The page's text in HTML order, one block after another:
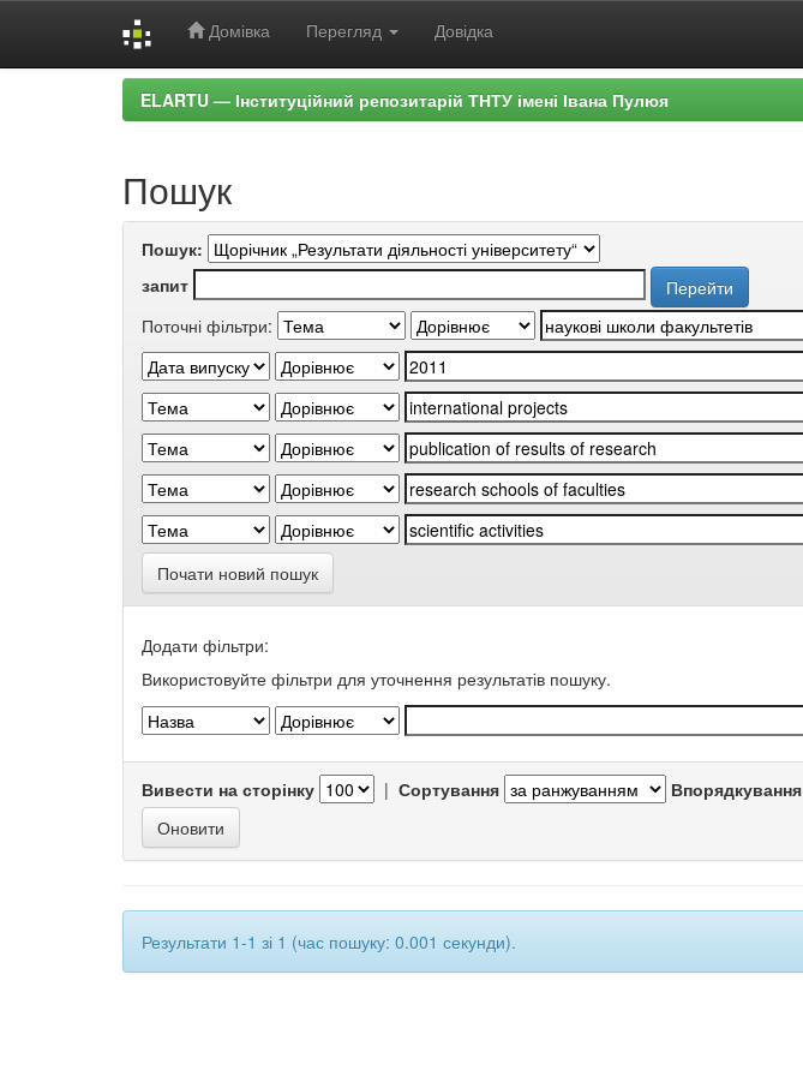
Домівка Перегляд Довідка
ELARTU — Інституційний репозитарій ТНТУ імені Івана Пулюя
Пошук
Пошук:
запит
Поточні фільтри:
Почати новий пошук
Додати фільтри:
Використовуйте фільтри для уточнення результатів пошуку.
Вивести на сторінку | Сортування Впорядкування
Результати 1-1 зі 1 (час пошуку: 0.001 секунди).